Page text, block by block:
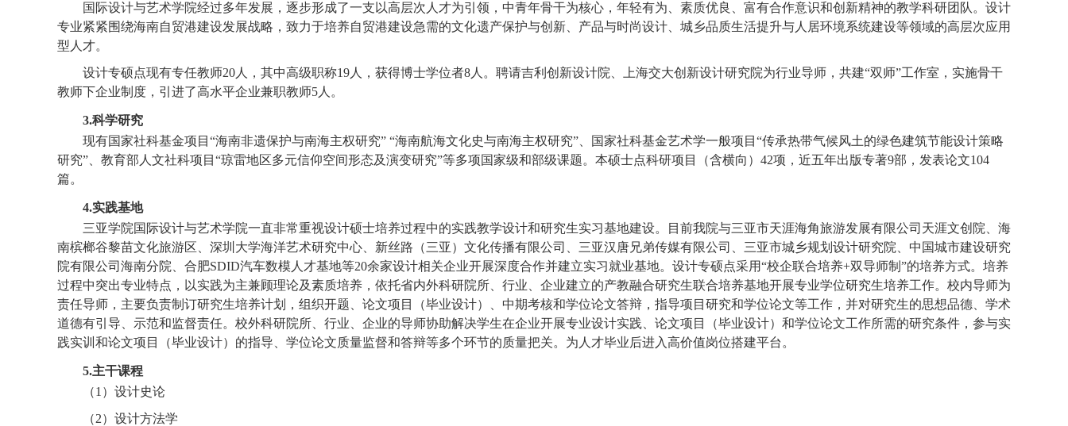
国际设计与艺术学院经过多年发展，逐步形成了一支以高层次人才为引领，中青年骨干为核心，年轻有为、素质优良、富有合作意识和创新精神的教学科研团队。设计
专业紧紧围绕海南自贸港建设发展战略，致力于培养自贸港建设急需的文化遗产保护与创新、产品与时尚设计、城乡品质生活提升与人居环境系统建设等领域的高层次应用
型人才。
设计专硕点现有专任教师20人，其中高级职称19人，获得博士学位者8人。聘请吉利创新设计院、上海交大创新设计研究院为行业导师，共建“双师”工作室，实施骨干
教师下企业制度，引进了高水平企业兼职教师5人。
3.科学研究
现有国家社科基金项目“海南非遗保护与南海主权研究” “海南航海文化史与南海主权研究”、国家社科基金艺术学一般项目“传承热带气候风土的绿色建筑节能设计策略
研究”、教育部人文社科项目“琼雷地区多元信仰空间形态及演变研究”等多项国家级和部级课题。本硕士点科研项目（含横向）42项，近五年出版专著9部，发表论文104
篇。
4.实践基地
三亚学院国际设计与艺术学院一直非常重视设计硕士培养过程中的实践教学设计和研究生实习基地建设。目前我院与三亚市天涯海角旅游发展有限公司天涯文创院、海
南槟榔谷黎苗文化旅游区、深圳大学海洋艺术研究中心、新丝路（三亚）文化传播有限公司、三亚汉唐兄弟传媒有限公司、三亚市城乡规划设计研究院、中国城市建设研究
院有限公司海南分院、合肥SDID汽车数模人才基地等20余家设计相关企业开展深度合作并建立实习就业基地。设计专硕点采用“校企联合培养+双导师制”的培养方式。培养
过程中突出专业特点，以实践为主兼顾理论及素质培养，依托省内外科研院所、行业、企业建立的产教融合研究生联合培养基地开展专业学位研究生培养工作。校内导师为
责任导师，主要负责制订研究生培养计划，组织开题、论文项目（毕业设计）、中期考核和学位论文答辩，指导项目研究和学位论文等工作，并对研究生的思想品德、学术
道德有引导、示范和监督责任。校外科研院所、行业、企业的导师协助解决学生在企业开展专业设计实践、论文项目（毕业设计）和学位论文工作所需的研究条件，参与实
践实训和论文项目（毕业设计）的指导、学位论文质量监督和答辩等多个环节的质量把关。为人才毕业后进入高价值岗位搭建平台。
5.主干课程
（1）设计史论
（2）设计方法学